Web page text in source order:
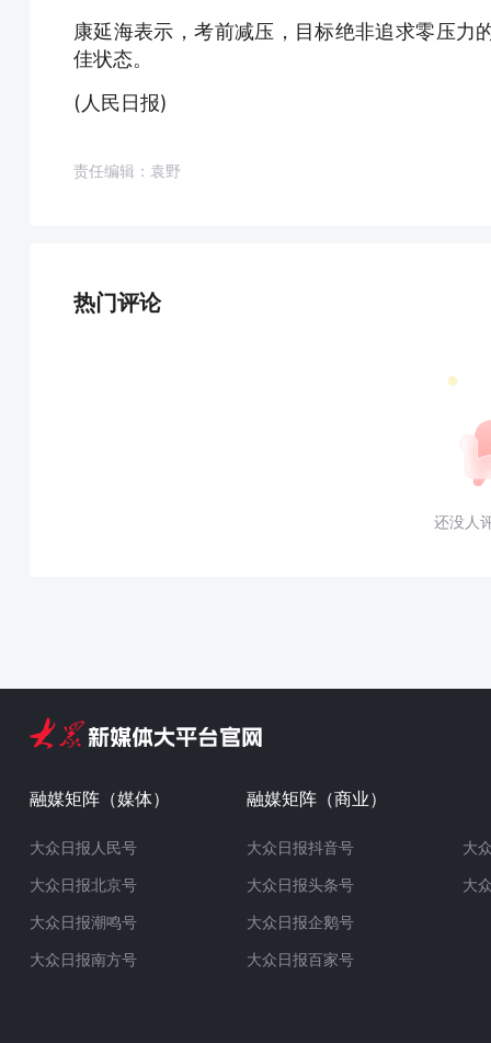
康延海表示，考前减压，目标绝非追求零压力
佳状态。
(人民日报)
责任编辑：袁野
热门评论
还没人
融媒矩阵（媒体）
大众日报人民号
大众日报北京号
大众日报潮鸣号
大众日报南方号
融媒矩阵（商业）
大众日报抖音号
大众日报头条号
大众日报企鹅号
大众日报百家号
大
大